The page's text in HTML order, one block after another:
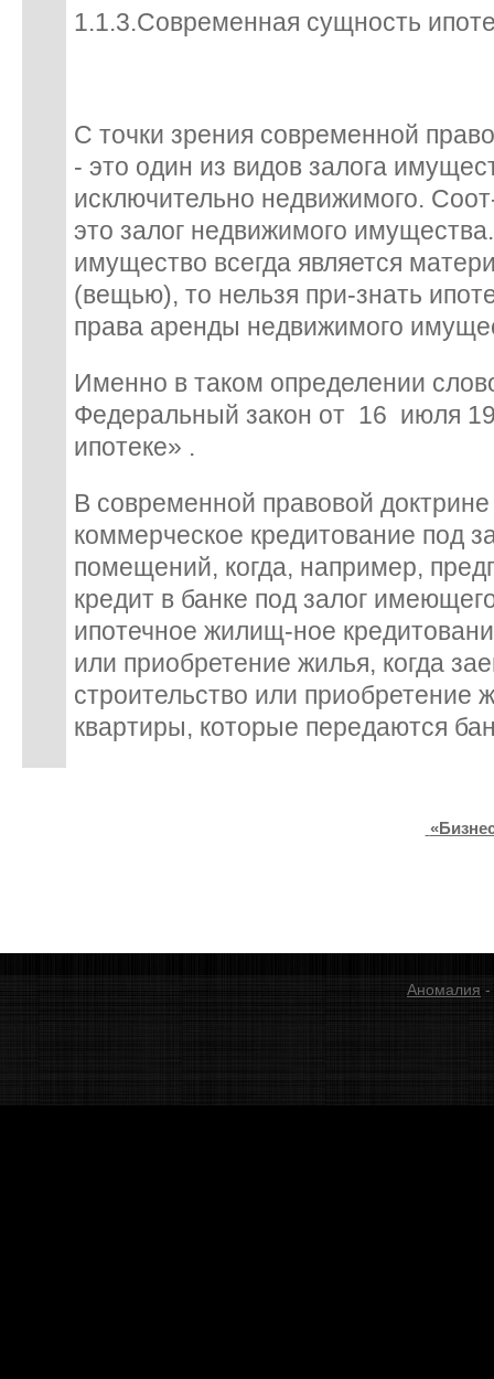
1.1.3.Современная сущность
С точки зрения современной
- это один из видов залога
исключительно недвижимого.
это залог недвижимого
имущество всегда является
(вещью), то нельзя при-знать
права аренды недвижимого
Именно в таком определении
Федеральный закон от 16 июля
ипотеке» .
В современной правовой
коммерческое кредитование под
помещений, когда, например,
кредит в банке под залог
ипотечное жилищ-ное
или приобретение жилья, когда
строительство или приобретение
квартиры, которые передаются
Аномалия -